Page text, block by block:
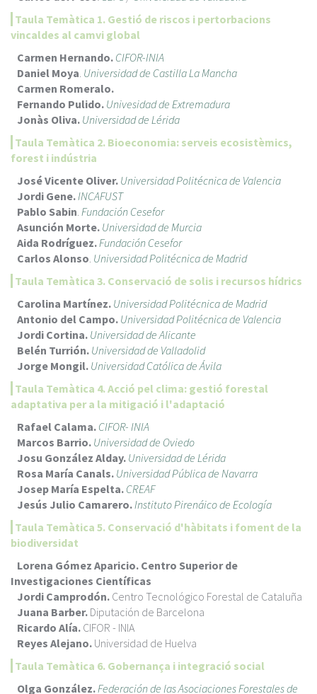
Taula Temàtica 1. Gestió de riscos i pertorbacions
vincaldes al camvi global
Carmen Hernando. CIFOR-INIA
Daniel Moya. Universidad de Castilla La Mancha
Carmen Romeralo.
Fernando Pulido. Univesidad de Extremadura
Jonàs Oliva. Universidad de Lérida
Taula Temàtica 2. Bioeconomia: serveis ecosistèmics,
forest i indústria
José Vicente Oliver. Universidad Politécnica de Valencia
Jordi Gene.INCAFUST
Pablo Sabin. Fundación Cesefor
Asunción Morte. Universidad de Murcia
Aida Rodríguez.Fundación Cesefor
Carlos Alonso. Universidad Politécnica de Madrid
Taula Temàtica 3. Conservació de solis i recursos hídrics
Carolina Martínez. Universidad Politécnica de Madrid
Antonio del Campo. Universidad Politécnica de Valencia
Jordi Cortina. Universidad de Alicante
Belén Turrión. Universidad de Valladolid
Jorge Mongil. Universidad Católica de Ávila
Taula Temàtica 4. Acció pel clima: gestió forestal
adaptativa per a la mitigació i l'adaptació
Rafael Calama. CIFOR- INIA
Marcos Barrio. Universidad de Oviedo
Josu González Alday. Universidad de Lérida
Rosa María Canals. Universidad Pública de Navarra
Josep María Espelta. CREAF
Jesús Julio Camarero.Instituto Pirenáico de Ecología
Taula Temàtica 5. Conservació d'hàbitats i foment de la
biodiversidat
Lorena Gómez Aparicio. Centro Superior de
Investigaciones Científicas
Jordi Camprodón. Centro Tecnológico Forestal de Cataluña
Juana Barber. Diputación de Barcelona
Ricardo Alía. CIFOR - INIA
Reyes Alejano. Universidad de Huelva
Taula Temàtica 6. Gobernança i integració social
Olga González.Federación de las Asociaciones Forestales de